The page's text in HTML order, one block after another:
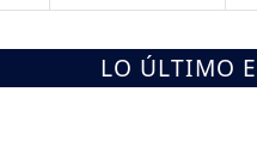
LO ÚLTIMO